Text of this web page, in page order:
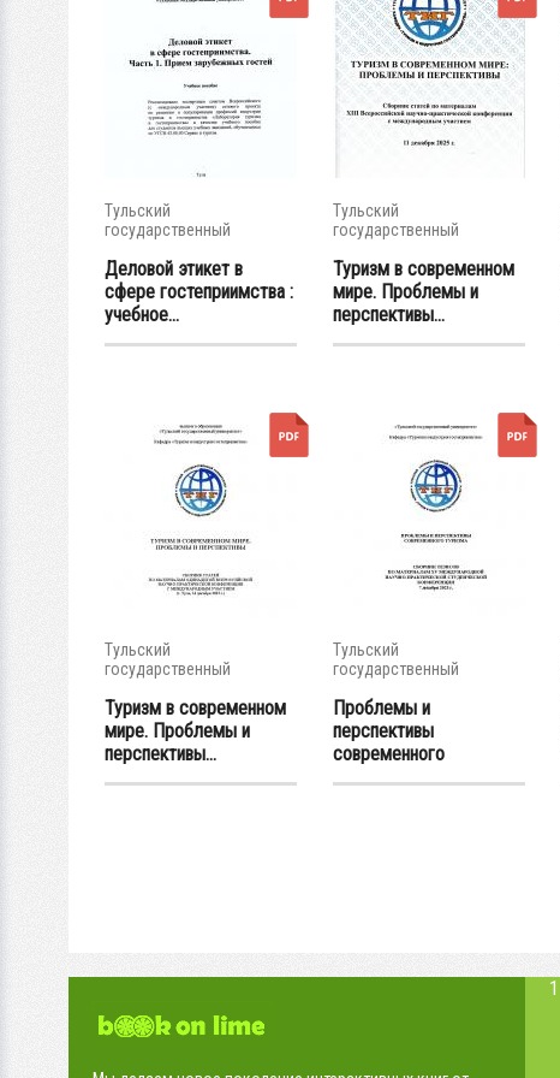
Тульский
государственный
Деловой этикет в
сфере гостеприимства :
учебное...
Тульский
государственный
Туризм в современном
мире. Проблемы и
перспективы...
Тульский
государственный
Туризм в современном
мире. Проблемы и
перспективы...
Тульский
государственный
Проблемы и
перспективы
современного
туризма:...
1